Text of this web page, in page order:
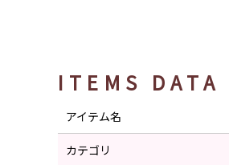
ITEMS DATA
アイテム名
カテゴリ